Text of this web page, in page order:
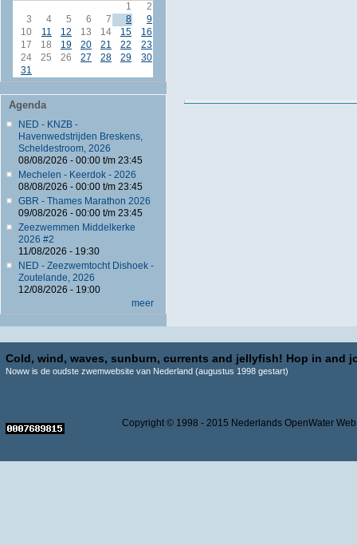
1
2
3
4 5 6 7 8
9
10
11 12 13 14 15
16
17
18 19 20 21 22
23
24
25 26 27 28 29
30
31
Agenda
NED - KNZB -
Havenwedstrijden Breskens,
Scheldestroom, 2026
08/08/2026 - 00:00t/m 23:45
Mechelen - Keerdok - 2026
08/08/2026 - 00:00t/m 23:45
GBR - Thames Marathon 2026
09/08/2026 - 00:00t/m 23:45
Zeezwemmen Middelkerke
2026 #2
11/08/2026 - 19:30
NED - Zeezwemtocht Dishoek -
Zoutelande, 2026
12/08/2026 - 19:00
meer
Cold, wind, waves, sunburn, currents and jellyfish! Hop in and
Noww is de oudste zwemwebsite van Nederland (augustus 1998 gestart)
Copyright © 1998 - 2015 Nederlands OpenWater